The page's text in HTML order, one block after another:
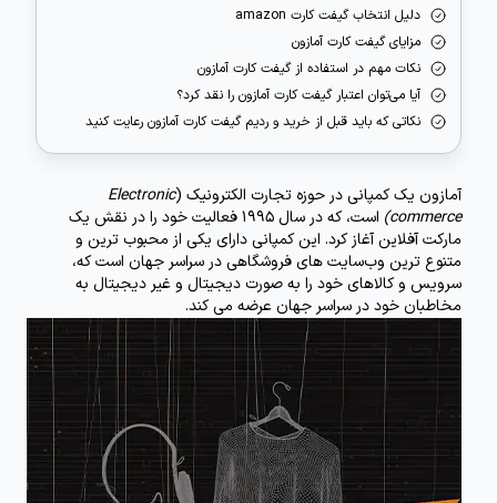
دلیل انتخاب گیفت کارت amazon
مزایای گیفت کارت آمازون
نکات مهم در استفاده از گیفت کارت آمازون
آیا می‌توان اعتبار گیفت کارت آمازون را نقد کرد؟
نکاتی که باید قبل از خرید و ردیم گیفت کارت آمازون رعایت کنید
آمازون یک کمپانی در حوزه تجارت الکترونیک (Electronic
commerce)
است، که در سال 1995 فعالیت خود را در نقش یک
مارکت آفلاین آغاز کرد. این کمپانی دارای یکی از محبوب ترین و
متنوع ترین وب‌سایت های فروشگاهی در سراسر جهان است که،
سرویس و کالاهای خود را به صورت دیجیتال و غیر دیجیتال به
مخاطبان خود در سراسر جهان عرضه می کند.